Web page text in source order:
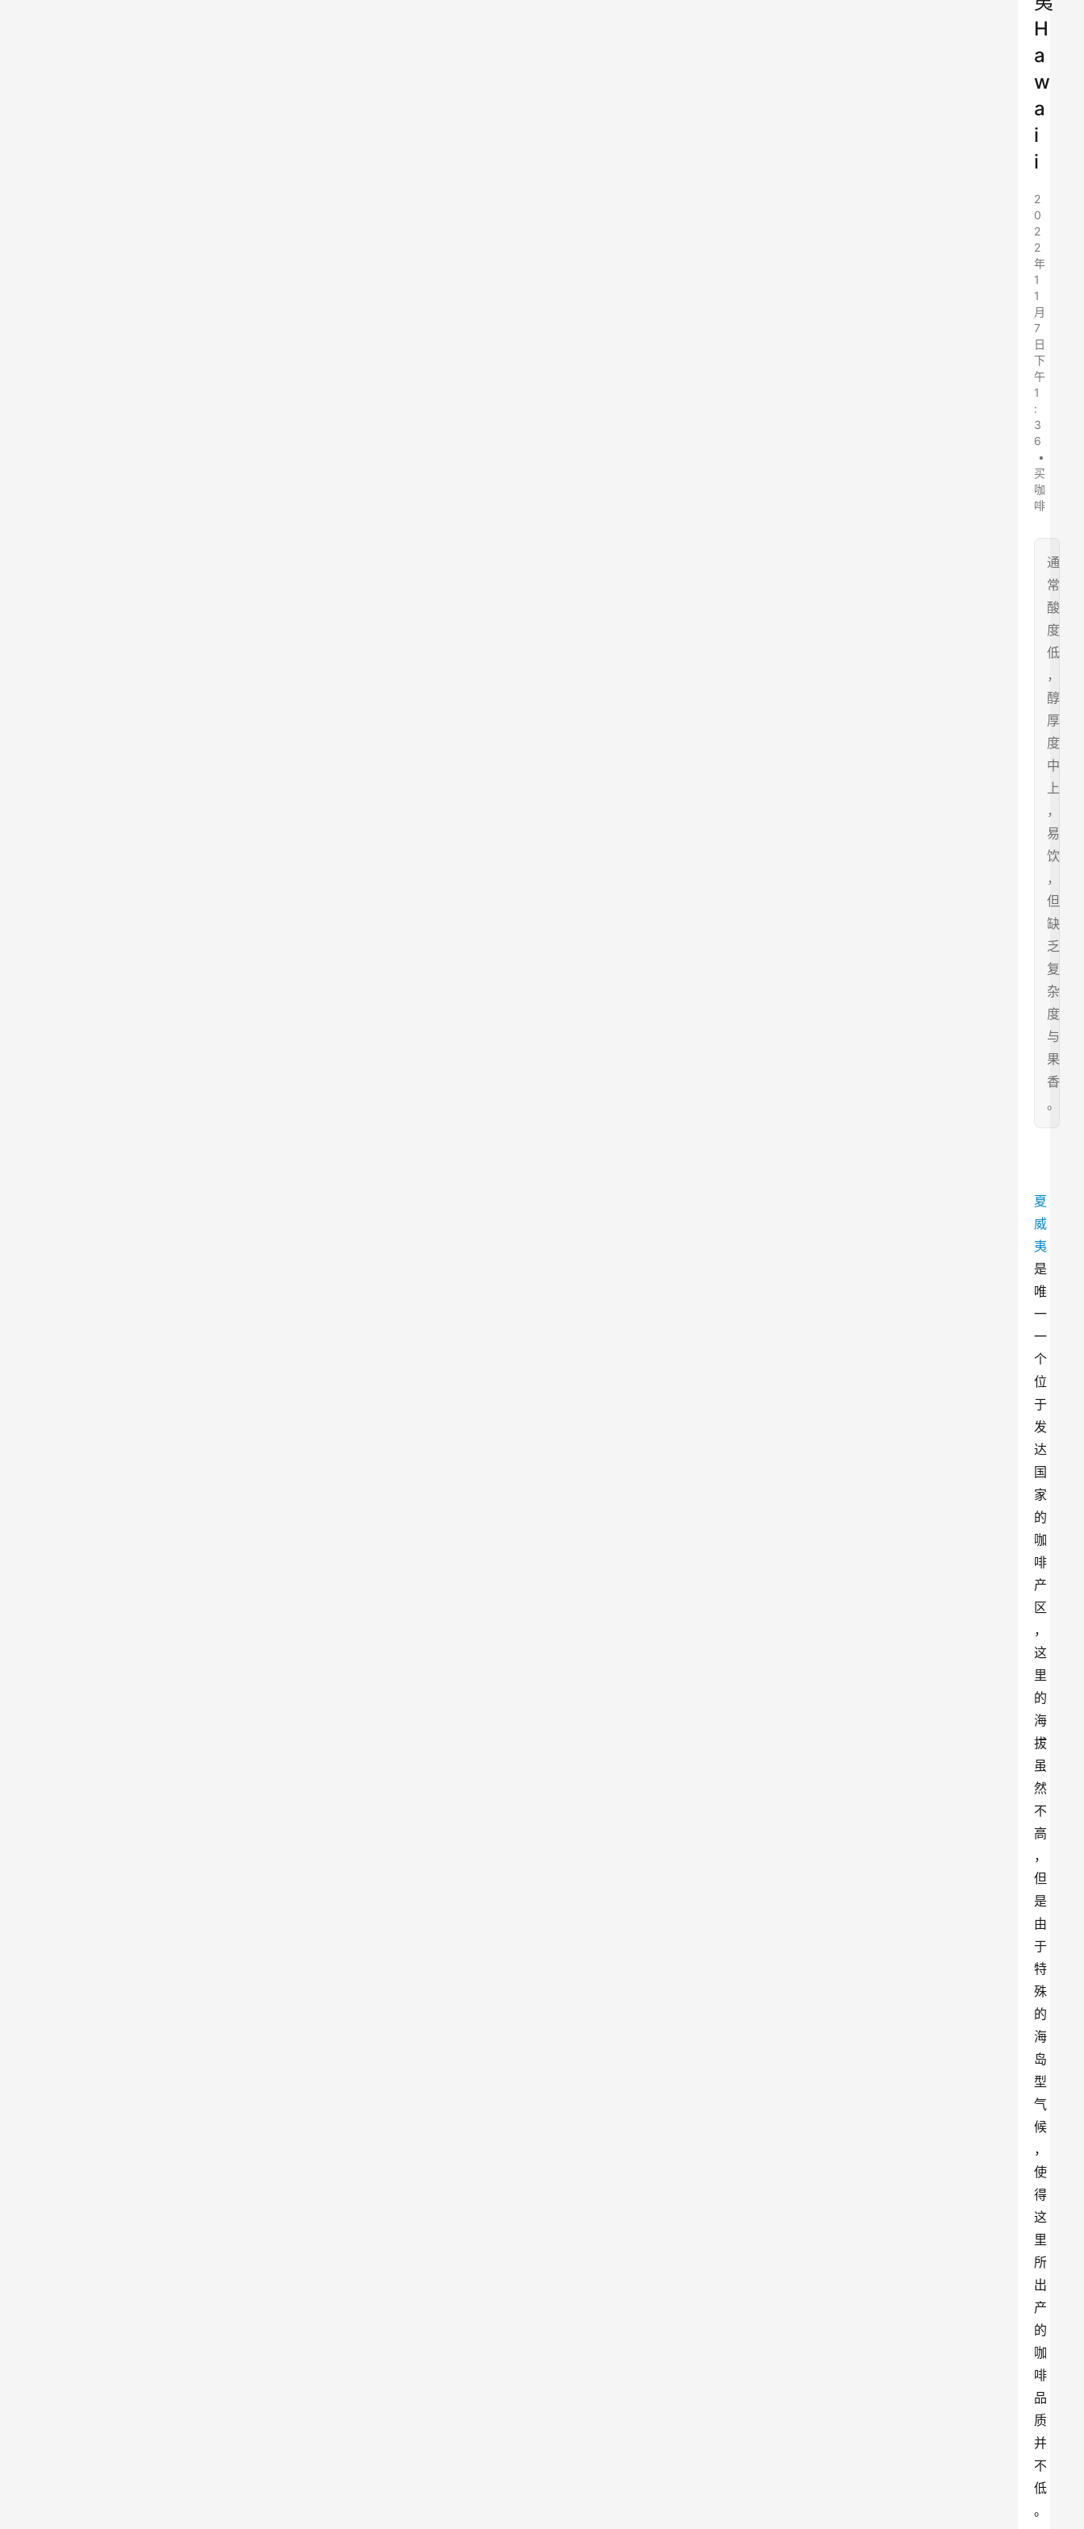
H
a
w
a
i
i
2
0
2
2
年
1
1
月
7
日
下
午
1
:
3
6
•
买
咖
啡
通
常
酸
度
低
，
醇
厚
度
中
上
，
易
饮
，
但
缺
乏
复
杂
度
与
果
香
。
夏
威
夷
是
唯
一
一
个
位
于
发
达
国
家
的
咖
啡
产
区
，
这
里
的
海
拔
虽
然
不
高
，
但
是
由
于
特
殊
的
海
岛
型
气
候
，
使
得
这
里
所
出
产
的
咖
啡
品
质
并
不
低
。